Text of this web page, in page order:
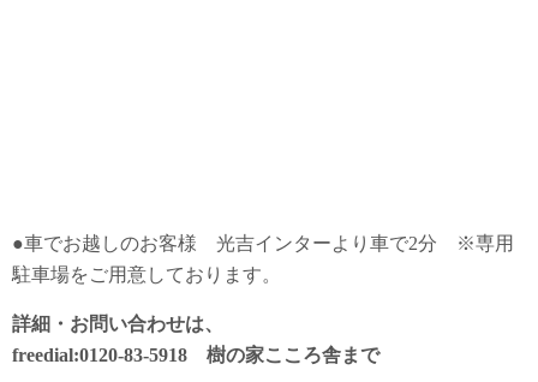
●車でお越しのお客様 光吉インターより車で2分 ※専用
駐車場をご用意しております。
詳細・お問い合わせは、
freedial:0120-83-5918 樹の家こころ舎まで